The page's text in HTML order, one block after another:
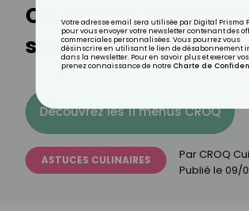
Comment cuisiner
sandre ?
Découvrez les 11 menus CROQ
ASTUCES CULINAIRES Par CROQ
Publié le 09/
Votre adresse email sera utilisée par Digital Prisma
pour vous envoyer votre newsletter contenant des
commerciales personnalisées. Vous pourrez vous
désinscrire en utilisant le lien de désabonnement
dans la newsletter. Pour en savoir plus et exercer
prenez connaissance de notre Charte de